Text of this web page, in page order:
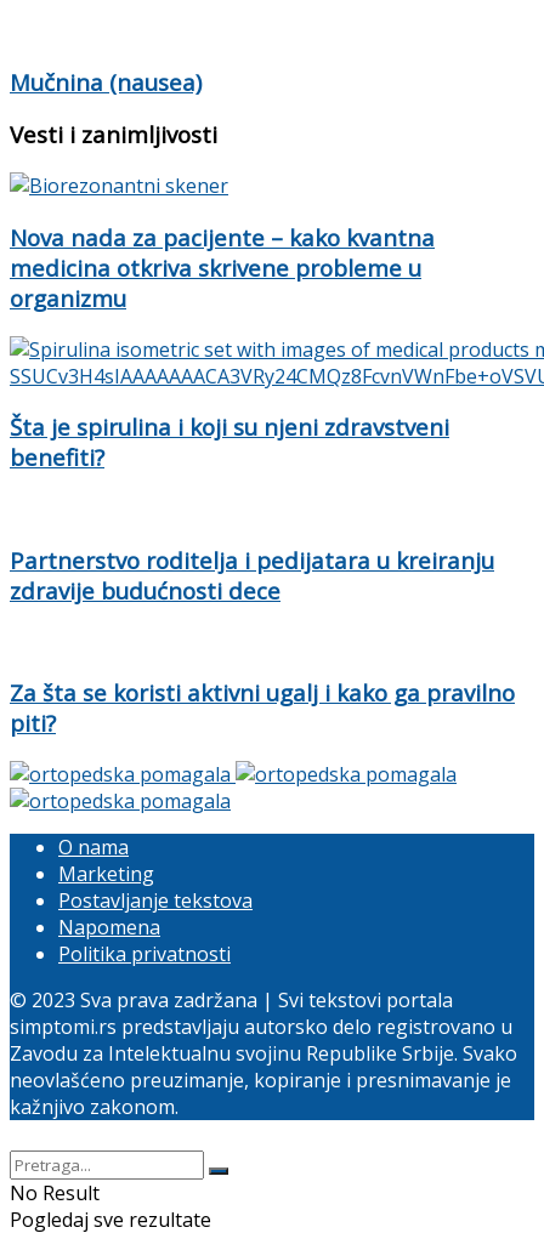
Mučnina (nausea)
Vesti i zanimljivosti
Nova nada za pacijente – kako kvantna
medicina otkriva skrivene probleme u
organizmu
Šta je spirulina i koji su njeni zdravstveni
benefiti?
Partnerstvo roditelja i pedijatara u kreiranju
zdravije budućnosti dece
Za šta se koristi aktivni ugalj i kako ga pravilno
piti?
O nama
Marketing
Postavljanje tekstova
Napomena
Politika privatnosti
© 2023 Sva prava zadržana | Svi tekstovi portala
simptomi.rs predstavljaju autorsko delo registrovano u
Zavodu za Intelektualnu svojinu Republike Srbije. Svako
neovlašćeno preuzimanje, kopiranje i presnimavanje je
kažnjivo zakonom.
No Result
Pogledaj sve rezultate